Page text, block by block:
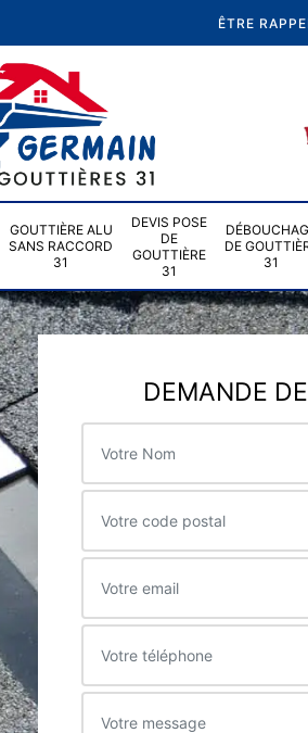
ÊTRE
GOUTTIÈRE ALU
SANS RACCORD
31
DEVIS POSE
DE
GOUTTIÈRE
31
DE
31
DEMANDE